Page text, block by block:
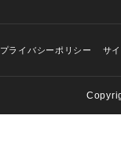
プライバシーポリシー サ